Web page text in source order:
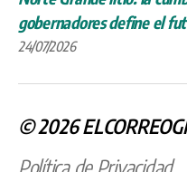
gobernadores define el
24/07/2026
© 2026
Política de Privacidad